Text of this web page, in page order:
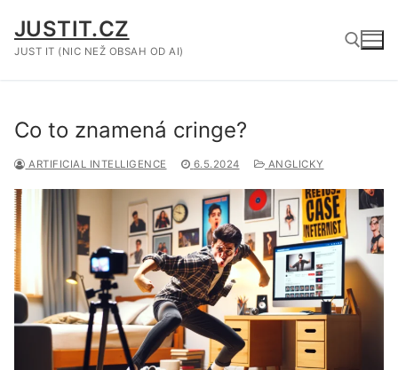
na
obsah
JUSTIT.CZ
JUST IT (NIC NEŽ OBSAH OD AI)
Co to znamená cringe?
ARTIFICIAL INTELLIGENCE 6.5.2024 ANGLICKY